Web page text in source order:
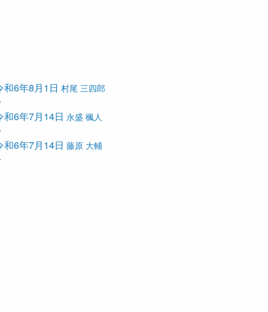
和6年8月1日 村尾 三四郎
和6年7月14日 永盛 楓人
和6年7月14日 藤原 大輔